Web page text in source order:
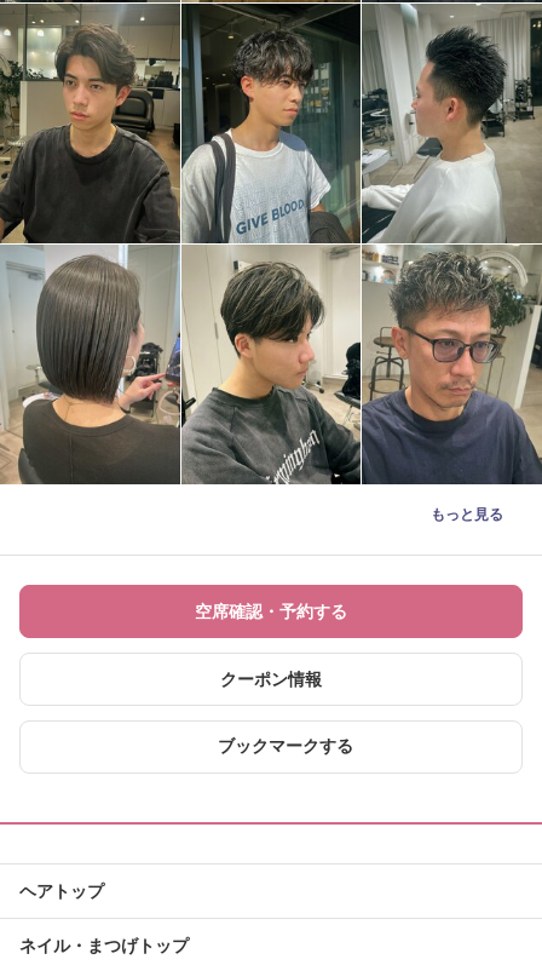
もっと見る
空席確認・予約する
クーポン情報
ブックマークする
ヘアトップ
ネイル・まつげトップ